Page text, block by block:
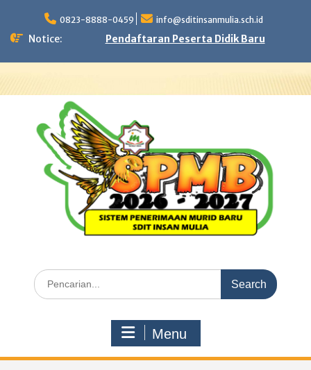
content
0823-8888-0459 info@sditinsanmulia.sch.id
Notice: Pendaftaran Peserta Didik Baru
Search
for:
Menu